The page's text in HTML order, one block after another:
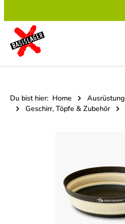
Du bist hier: Home Ausrüstung
Geschirr, Töpfe & Zubehör